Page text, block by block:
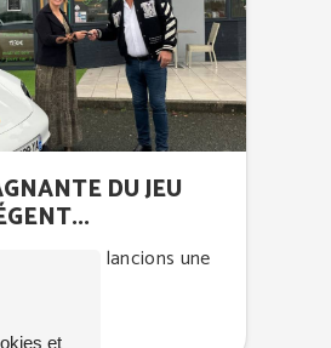
DU JEU
mois, nous lancions une
et